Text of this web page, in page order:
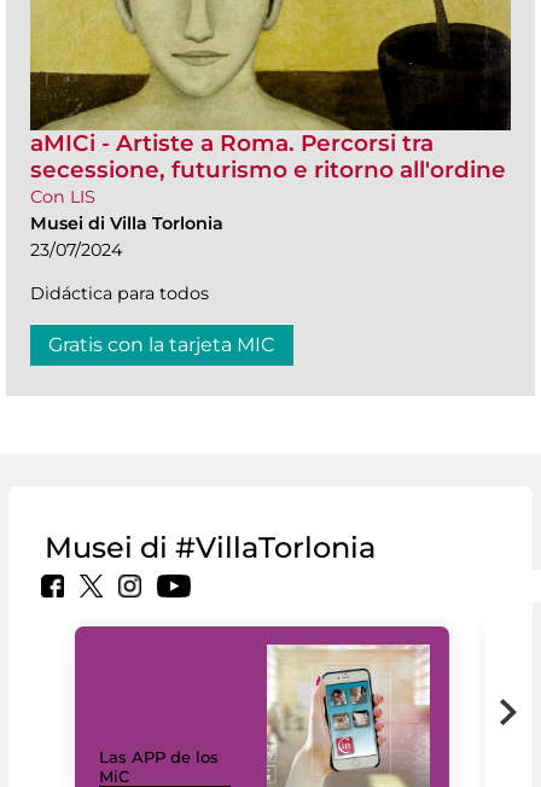
aMICi - Artiste a Roma. Percorsi tra
secessione, futurismo e ritorno all'ordine
Con LIS
Musei di Villa Torlonia
23/07/2024
Didáctica para todos
Gratis con la tarjeta MIC
Musei di #VillaTorlonia
Las APP de los
MiC